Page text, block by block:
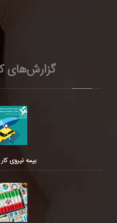
گزارش‌های
بیمه نیروی